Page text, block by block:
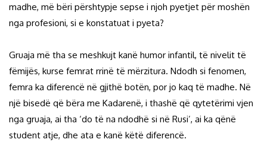
madhe, më bëri përshtypje sepse i njoh pyetjet për moshën
nga profesioni, si e konstatuat i pyeta?
Gruaja më tha se meshkujt kanë humor infantil, të nivelit të
fëmijës, kurse femrat rrinë të mërzitura. Ndodh si fenomen,
femra ka diferencë në gjithë botën, por jo kaq të madhe. Në
një bisedë që bëra me Kadarenë, i thashë që qytetërimi vjen
nga gruaja, ai tha ‘do të na ndodhë si në Rusi’, ai ka qënë
student atje, dhe ata e kanë këtë diferencë.